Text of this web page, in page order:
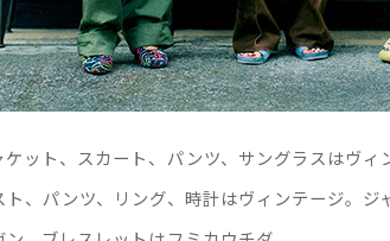
ット、スカート、パンツ、サングラスはヴィ
、パンツ、リング、時計はヴィンテージ。